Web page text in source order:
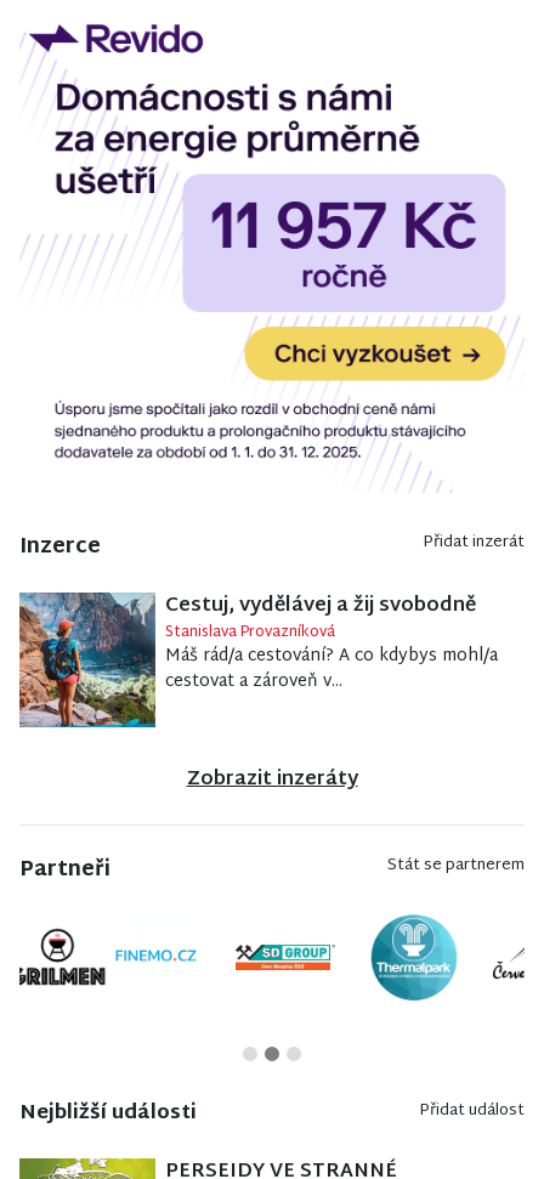
Inzerce Přidat inzerát
Cestuj, vydělávej a žij svobodně
Stanislava Provazníková
Máš rád/a cestování? A co kdybys mohl/a
cestovat a zároveň v...
Zobrazit inzeráty
Partneři Stát se partnerem
Nejbližší události Přidat událost